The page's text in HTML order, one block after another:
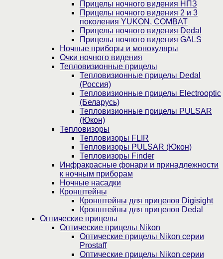
Прицелы ночного видения НПЗ
Прицелы ночного видения 2 и 3
поколения YUKON, COMBAT
Прицелы ночного видения Dedal
Прицелы ночного видения GALS
Ночные приборы и монокуляры
Очки ночного видения
Тепловизионные прицелы
Тепловизионные прицелы Dedal
(Россия)
Тепловизионные прицелы Electrooptic
(Беларусь)
Тепловизионные прицелы PULSAR
(Юкон)
Тепловизоры
Тепловизоры FLIR
Тепловизоры PULSAR (Юкон)
Тепловизоры Finder
Инфракрасные фонари и принадлежности
к ночным приборам
Ночные насадки
Кронштейны
Кронштейны для прицелов Digisight
Кронштейны для прицелов Dedal
Оптические прицелы
Оптические прицелы Nikon
Оптические прицелы Nikon серии
Prostaff
Оптические прицелы Nikon серии